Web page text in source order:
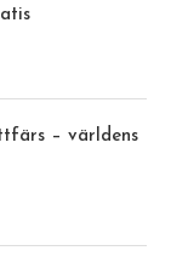
– världens